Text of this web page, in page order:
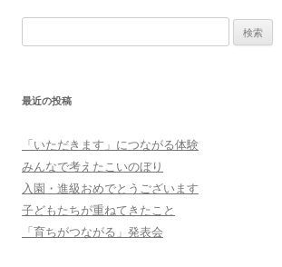
ョ
ン
索:
最近の投稿
「いただきます」につながる体験
みんなで考えたこいのぼり
入園・進級おめでとうございます
子どもたちが重ねてきたこと
「育ちがつながる」発表会